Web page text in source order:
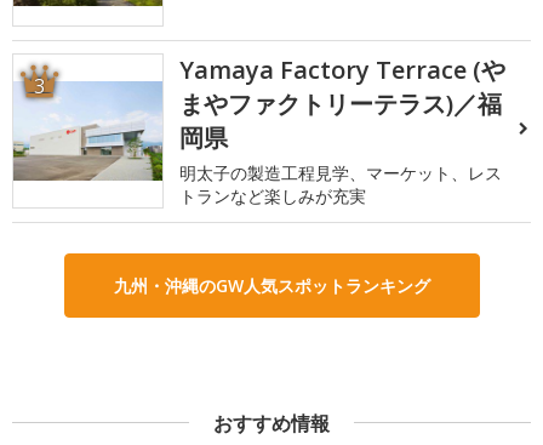
3
Yamaya Factory Terrace (や
まやファクトリーテラス)／福
岡県
明太子の製造工程見学、マーケット、レス
トランなど楽しみが充実
九州・沖縄のGW人気スポットランキング
おすすめ情報